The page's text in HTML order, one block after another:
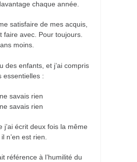
tage chaque année.
satisfaire de mes acquis,
faire avec. Pour toujours.
moins.
des enfants, et j’ai compris
essentielles :
savais rien
savais rien
j’ai écrit deux fois la même
n’en est rien.
référence à l’humilité du